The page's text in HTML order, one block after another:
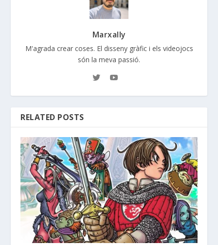
Marxally
M'agrada crear coses. El disseny gràfic i els videojocs
són la meva passió.
RELATED POSTS